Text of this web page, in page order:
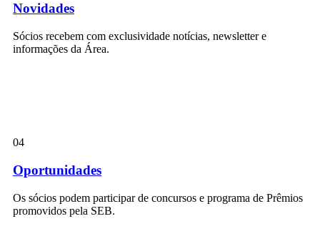
Novidades
Sócios recebem com exclusividade notícias, newsletter e
informações da Área.
04
Oportunidades
Os sócios podem participar de concursos e programa de Prêmios
promovidos pela SEB.